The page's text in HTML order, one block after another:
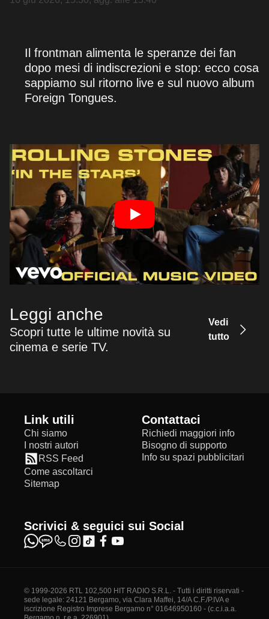
Il frontman alimenta le speranze dei fan
dopo mesi di indiscrezioni e stop: ecco cosa
sappiamo sul ritorno live e sul nuovo album
Foreign Tongues.
Leggi anche
Scopri tutte le ultime novità su
cinema e serie TV.
Vedi
tutto
Link utili
Chi siamo
I nostri autori
RSS Feed
Come ascoltarci
Sitemap
Contattaci
Richiedi maggiori info
Bisogno di supporto
Info su spazi pubblicitari
Scrivici & seguici sui Social
© 1999-2026 RTL 102,500 HIT RADIO S.R.L. - Tutti i diritti riservati -
sede legale: 24121 Bergamo, via Clara Maffei, 14/A C.F./P.IVA e
iscrizione Registro Imprese Bergamo n° 01646950160 - (c.c.i.a.a.